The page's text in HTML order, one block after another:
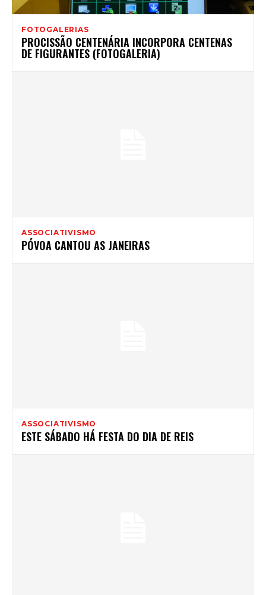
FOTOGALERIAS
PROCISSÃO CENTENÁRIA INCORPORA CENTENAS
DE FIGURANTES (FOTOGALERIA)
ASSOCIATIVISMO
PÓVOA CANTOU AS JANEIRAS
ASSOCIATIVISMO
ESTE SÁBADO HÁ FESTA DO DIA DE REIS